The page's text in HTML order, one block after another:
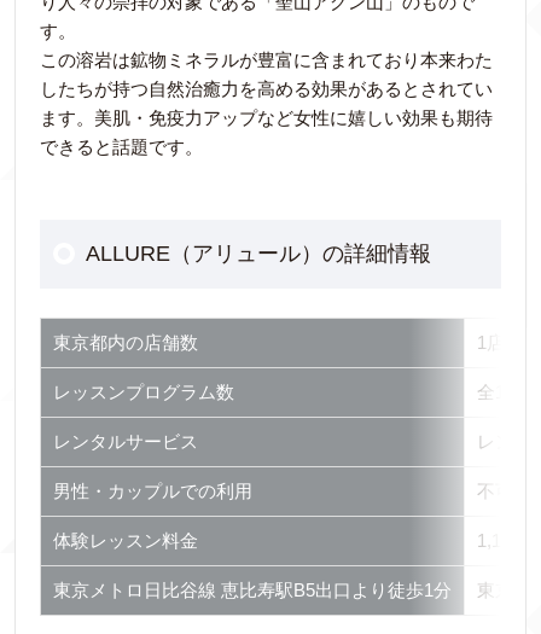
す。
この溶岩は鉱物ミネラルが豊富に含まれており本来わた
したちが持つ自然治癒力を高める効果があるとされてい
ます。美肌・免疫力アップなど女性に嬉しい効果も期待
できると話題です。
ALLURE（アリュール）の詳細情報
東京都内の店舗数 1店舗
レッスンプログラム数 全15種
レンタルサービス レンタ
男性・カップルでの利用 不可
体験レッスン料金 1,100
東京メトロ日比谷線 恵比寿駅B5出口より徒歩1分 東京メ